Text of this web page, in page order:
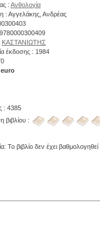
: Ανθολογία
: Αγγελάκης, Ανδρέας
ΚΑΣΤΑΝΙΩΤΗΣ
έκδοσης : 1984
euro
: 4385
βιβλίου :
Το βιβλίο δεν έχει